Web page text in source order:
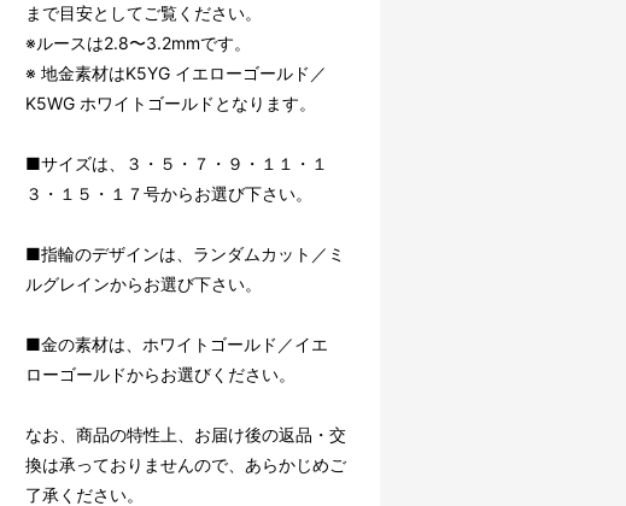
まで目安としてご覧ください。
※ルースは2.8〜3.2mmです。
※ 地金素材はK5YG イエローゴールド／
K5WG ホワイトゴールドとなります。
■サイズは、３・５・７・９・１１・１
３・１５・１７号からお選び下さい。
■指輪のデザインは、ランダムカット／ミ
ルグレインからお選び下さい。
■金の素材は、ホワイトゴールド／イエ
ローゴールドからお選びください。
なお、商品の特性上、お届け後の返品・交
換は承っておりませんので、あらかじめご
了承ください。